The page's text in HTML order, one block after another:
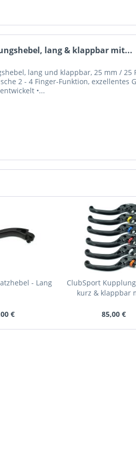
lang & klappbar mit...
lang und klappbar, 25 mm /
2 - 4 Finger-Funktion, exzellentes
•...
- Lang
€
ClubSport
kurz & klappbar
85,00 €